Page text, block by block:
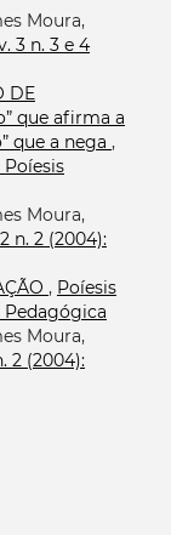
Moura,
3 n. 3 e 4
DE
que afirma a
que a nega ,
Poíesis
Moura,
n. 2 (2004):
, Poíesis
Pedagógica
Moura,
2 (2004):